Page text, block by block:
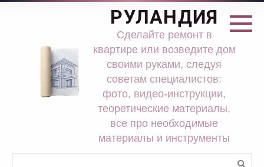
Перейти
РУЛАНДИЯ
Сделайте ремонт в
квартире или возведите дом
своими руками, следуя
советам специалистов:
фото, видео-инструкции,
теоретические материалы,
все про необходимые
материалы и инструменты
Поиск: